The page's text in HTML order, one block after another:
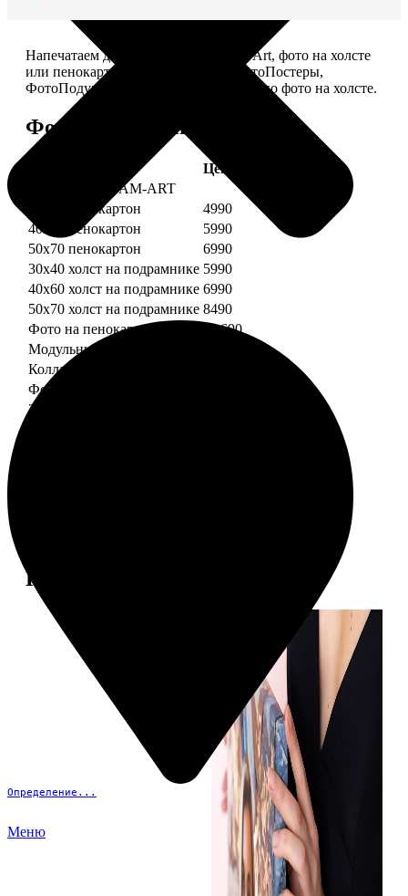
Определение...
Меню
Напечатаем для вас картины Dream-Art, фото на холсте
или пенокартоне, ФотоМозаику, ФотоПостеры,
ФотоПодушки или напишем портрет по фото на холсте.
Форматы и цены
Цена, руб.
Картины DREAM-ART
30х40 пенокартон
4990
40х60 пенокартон
5990
50х70 пенокартон
6990
30х40 холст на подрамнике 5990
40х60 холст на подрамнике 6990
50х70 холст на подрамнике 8490
Фото на пенокартоне
от 690
Модульный пенокартон
Коллаж на пенокартоне
ФотоМозаика
30х40 пенокартон
Примеры работ